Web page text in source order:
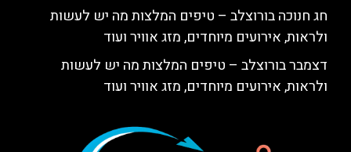
חג חנוכה בורוצלב – טיפים המלצות מה יש לעשות
ולראות, אירועים מיוחדים, מזג אוויר ועוד
דצמבר בורוצלב – טיפים המלצות מה יש לעשות
ולראות, אירועים מיוחדים, מזג אוויר ועוד